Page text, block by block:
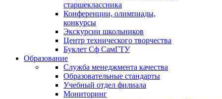
старшеклассника
Конференции, олимпиады,
конкурсы
Экскурсии школьников
Центр технического творчества
Буклет Сф СамГТУ
Образование
Служба менеджмента качества
Образовательные стандарты
Учебный отдел филиала
Мониторинг